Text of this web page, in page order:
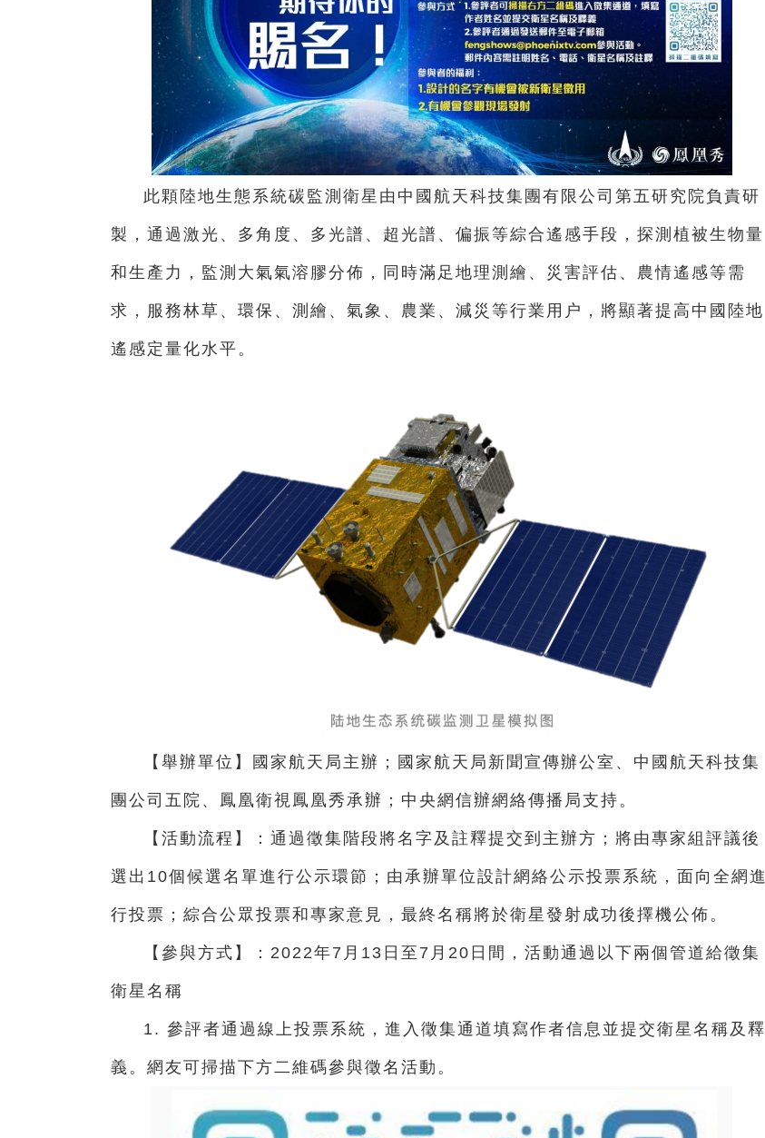
此顆陸地生態系統碳監測衛星由中國航天科技集團有限公司第五研究院負責研
製，通過激光、多角度、多光譜、超光譜、偏振等綜合遙感手段，探測植被生物量
和生產力，監測大氣氣溶膠分佈，同時滿足地理測繪、災害評估、農情遙感等需
求，服務林草、環保、測繪、氣象、農業、減災等行業用户，將顯著提高中國陸地
遙感定量化水平。
【舉辦單位】國家航天局主辦；國家航天局新聞宣傳辦公室、中國航天科技集
團公司五院、鳳凰衛視鳳凰秀承辦；中央網信辦網絡傳播局支持。
【活動流程】：通過徵集階段將名字及註釋提交到主辦方；將由專家組評議後
選出10個候選名單進行公示環節；由承辦單位設計網絡公示投票系統，面向全網進
行投票；綜合公眾投票和專家意見，最終名稱將於衛星發射成功後擇機公佈。
【參與方式】：2022年7月13日至7月20日間，活動通過以下兩個管道給徵集
衛星名稱
1. 參評者通過線上投票系統，進入徵集通道填寫作者信息並提交衛星名稱及釋
義。網友可掃描下方二維碼參與徵名活動。